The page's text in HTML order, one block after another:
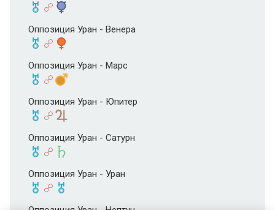
Оппозиция Уран - Венера
Оппозиция Уран - Марс
Оппозиция Уран - Юпитер
Оппозиция Уран - Сатурн
Оппозиция Уран - Уран